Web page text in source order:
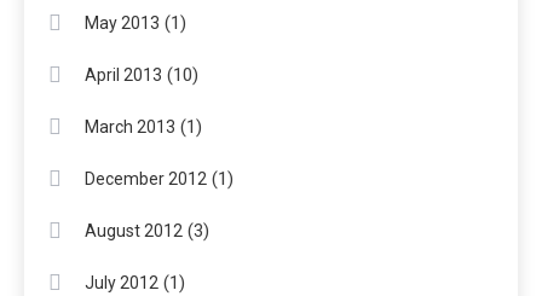
May 2013 (1)
April 2013 (10)
March 2013 (1)
December 2012 (1)
August 2012 (3)
July 2012 (1)